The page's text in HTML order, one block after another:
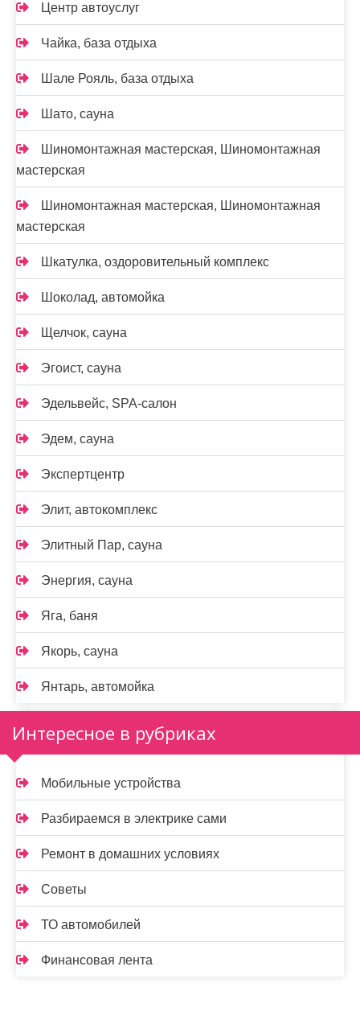
Центр автоуслуг
Чайка, база отдыха
Шале Рояль, база отдыха
Шато, сауна
Шиномонтажная мастерская, Шиномонтажная
мастерская
Шиномонтажная мастерская, Шиномонтажная
мастерская
Шкатулка, оздоровительный комплекс
Шоколад, автомойка
Щелчок, сауна
Эгоист, сауна
Эдельвейс, SPA-салон
Эдем, сауна
Экспертцентр
Элит, автокомплекс
Элитный Пар, сауна
Энергия, сауна
Яга, баня
Якорь, сауна
Янтарь, автомойка
Интересное в рубриках
Мобильные устройства
Разбираемся в электрике сами
Ремонт в домашних условиях
Советы
ТО автомобилей
Финансовая лента